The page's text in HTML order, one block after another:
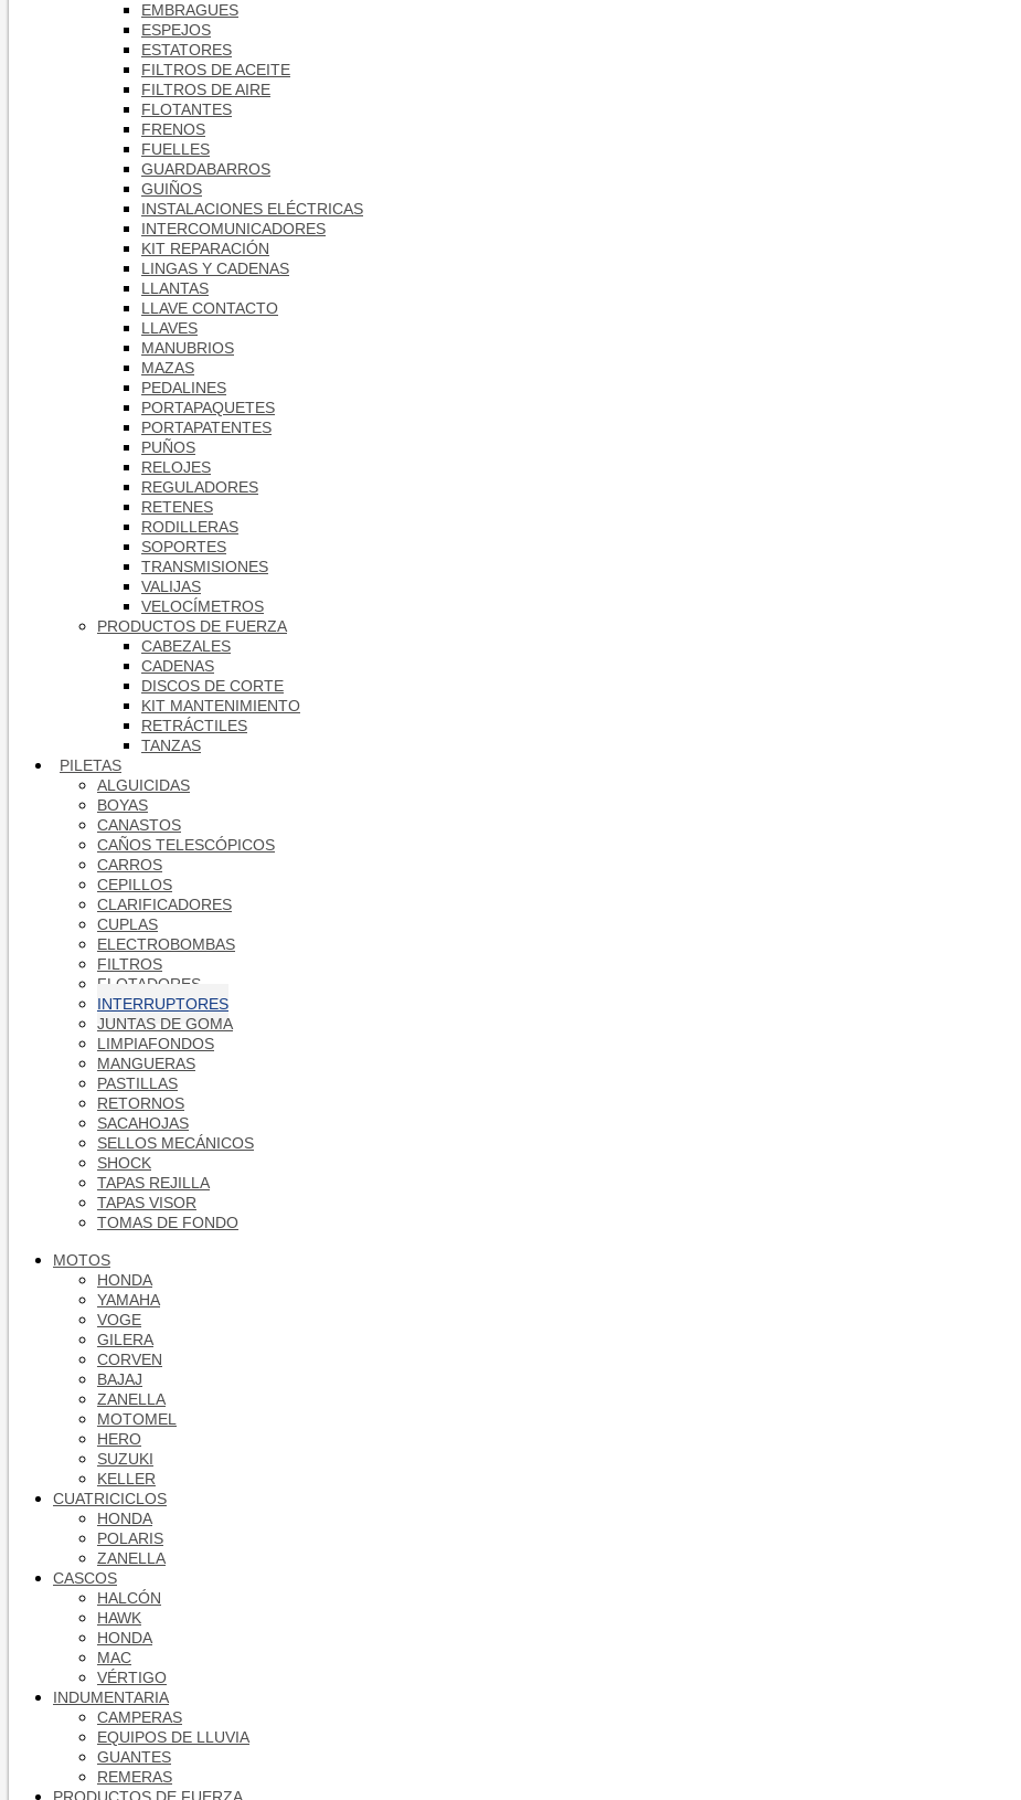
EMBRAGUES
ESPEJOS
ESTATORES
FILTROS DE ACEITE
FILTROS DE AIRE
FLOTANTES
FRENOS
FUELLES
GUARDABARROS
GUIÑOS
INSTALACIONES ELÉCTRICAS
INTERCOMUNICADORES
KIT REPARACIÓN
LINGAS Y CADENAS
LLANTAS
LLAVE CONTACTO
LLAVES
MANUBRIOS
MAZAS
PEDALINES
PORTAPAQUETES
PORTAPATENTES
PUÑOS
RELOJES
REGULADORES
RETENES
RODILLERAS
SOPORTES
TRANSMISIONES
VALIJAS
VELOCÍMETROS
PRODUCTOS DE FUERZA
CABEZALES
CADENAS
DISCOS DE CORTE
KIT MANTENIMIENTO
RETRÁCTILES
TANZAS
PILETAS
ALGUICIDAS
BOYAS
CANASTOS
CAÑOS TELESCÓPICOS
CARROS
CEPILLOS
CLARIFICADORES
CUPLAS
ELECTROBOMBAS
FILTROS
FLOTADORES
INTERRUPTORES
JUNTAS DE GOMA
LIMPIAFONDOS
MANGUERAS
PASTILLAS
RETORNOS
SACAHOJAS
SELLOS MECÁNICOS
SHOCK
TAPAS REJILLA
TAPAS VISOR
TOMAS DE FONDO
MOTOS
HONDA
YAMAHA
VOGE
GILERA
CORVEN
BAJAJ
ZANELLA
MOTOMEL
HERO
SUZUKI
KELLER
CUATRICICLOS
HONDA
POLARIS
ZANELLA
CASCOS
HALCÓN
HAWK
HONDA
MAC
VÉRTIGO
INDUMENTARIA
CAMPERAS
EQUIPOS DE LLUVIA
GUANTES
REMERAS